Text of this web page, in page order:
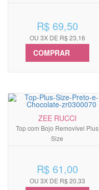
R$ 69,50
OU 3X DE R$ 23,16
COMPRAR
ZEE RUCCI
Top com Bojo Removível Plus
Size
R$ 61,00
OU 3X DE R$ 20,33